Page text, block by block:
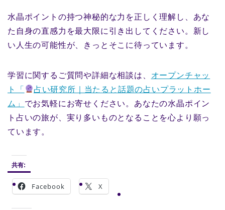
水晶ポイントの持つ神秘的な力を正しく理解し、あな
た自身の直感力を最大限に引き出してください。新し
い人生の可能性が、きっとそこに待っています。
学習に関するご質問や詳細な相談は、 オープンチャッ
ト「
占い研究所｜当たると話題の占いプラットホー
ム」 でお気軽にお寄せください。あなたの水晶ポイン
ト占いの旅が、実り多いものとなることを心より願っ
ています。
共有:
Facebook X